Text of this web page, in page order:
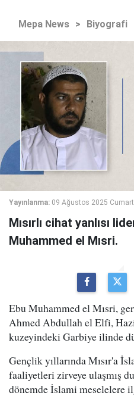
Mepa News > Biyografi
Yayınlanma: 09 Ağustos 2025
Mısırlı cihat yanlısı
Muhammed el Mısri.
Ebu Muhammed el Mısri,
Ahmed Abdullah el Elfi,
kuzeyindeki Garbiye ilinde
Gençlik yıllarında Mısır'a
faaliyetleri zirveye ulaşmış
dönemde İslami meselelere